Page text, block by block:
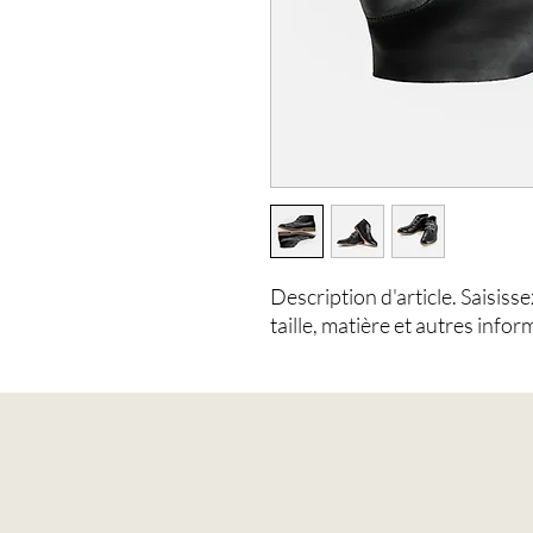
Description d'article.
taille, matière et autres